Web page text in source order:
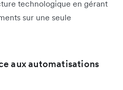
technologique en gérant
sur une seule
aux automatisations